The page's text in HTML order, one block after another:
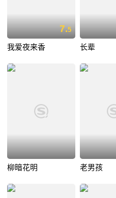
7.5
我爱夜来香 长辈
柳暗花明 老男孩